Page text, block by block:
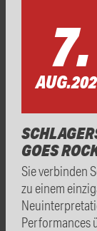
7.
AUG.
GOES
Sie verbinden
zu einem
Performances